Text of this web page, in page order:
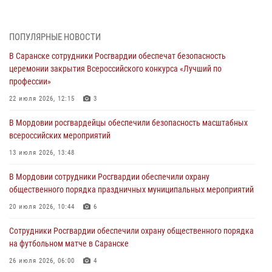
06 августа 2026, 08:14 9
В Саранске сотрудники Росгвардии задержали дебошира,
повредившего имущество в кафе
06 августа 2026, 07:03
незамедлительно
05 августа 2026, 15:04
подозреваемого в причинении телесных повреждений супруге
05 августа 2026, 12:34
проведения масштабного праздника в Темникове
05 августа 2026, 09:04 4
ПОПУЛЯРНЫЕ НОВОСТИ
В Саранске сотрудники Росгвардии обеспечат безопасность
церемонии закрытия Всероссийского конкурса «Лучший по
профессии»
22 июля 2026, 12:15 3
В Мордовии росгвардейцы обеспечили безопасность масштабных
всероссийских мероприятий
13 июля 2026, 13:48
В Мордовии сотрудники Росгвардии обеспечили охрану
общественного порядка праздничных муниципальных мероприятий
20 июля 2026, 10:44 6
Сотрудники Росгвардии обеспечили охрану общественного порядка
на футбольном матче в Саранске
26 июля 2026, 06:00 4